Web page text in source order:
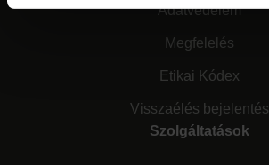
Adatvédelem
Megfelelés
Etikai Kódex
Visszaélés bejelentés
Szolgáltatások